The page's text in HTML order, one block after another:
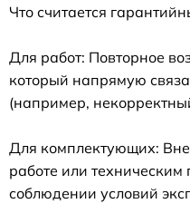
Что считается
Для работ: Повторное
который напрямую
(например,
Для комплектующих:
работе или
соблюдении условий